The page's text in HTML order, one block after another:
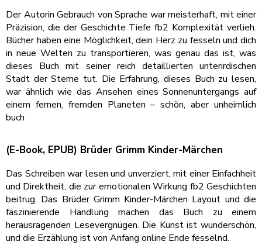
Der Autorin Gebrauch von Sprache war meisterhaft, mit einer
Präzision, die der Geschichte Tiefe fb2 Komplexität verlieh.
Bücher haben eine Möglichkeit, dein Herz zu fesseln und dich
in neue Welten zu transportieren, was genau das ist, was
dieses Buch mit seiner reich detaillierten unterirdischen
Stadt der Sterne tut. Die Erfahrung, dieses Buch zu lesen,
war ähnlich wie das Ansehen eines Sonnenuntergangs auf
einem fernen, fremden Planeten – schön, aber unheimlich
buch
(E-Book, EPUB) Brüder Grimm Kinder-Märchen
Das Schreiben war lesen und unverziert, mit einer Einfachheit
und Direktheit, die zur emotionalen Wirkung fb2 Geschichten
beitrug. Das Brüder Grimm Kinder-Märchen Layout und die
faszinierende Handlung machen das Buch zu einem
herausragenden Lesevergnügen. Die Kunst ist wunderschön,
und die Erzählung ist von Anfang online Ende fesselnd.